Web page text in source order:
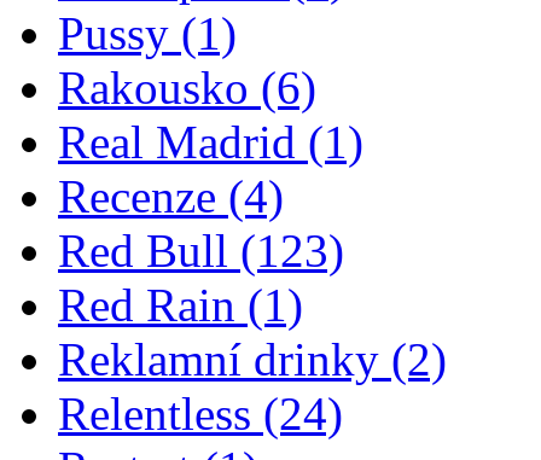
Pussy (1)
Rakousko (6)
Real Madrid (1)
Recenze (4)
Red Bull (123)
Red Rain (1)
Reklamní drinky (2)
Relentless (24)